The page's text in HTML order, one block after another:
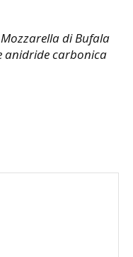
di Bufala
anidride carbonica